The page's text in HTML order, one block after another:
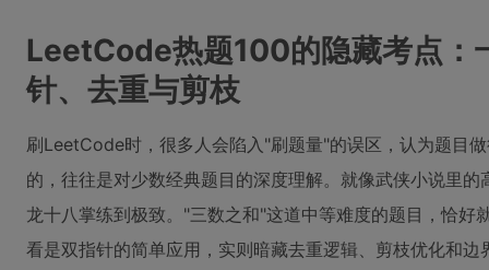
LeetCode热题100的隐藏考点：
针、去重与剪枝
刷LeetCode时，很多人会陷入"刷题量"的误区，认为题目
的，往往是对少数经典题目的深度理解。就像武侠小说里
龙十八掌练到极致。"三数之和"这道中等难度的题目，恰
看是双指针的简单应用，实则暗藏去重逻辑、剪枝优化和